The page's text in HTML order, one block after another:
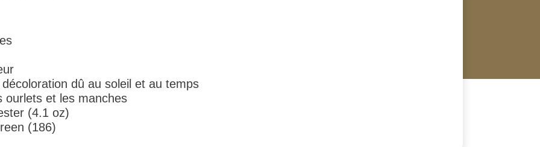
dû au soleil et au temps
ourlets et les manches
(4.1 oz)
(186)